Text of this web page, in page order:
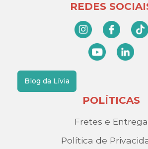
REDES
Blog da Lívia
POLÍTICAS
Fretes e Entrega
Política de